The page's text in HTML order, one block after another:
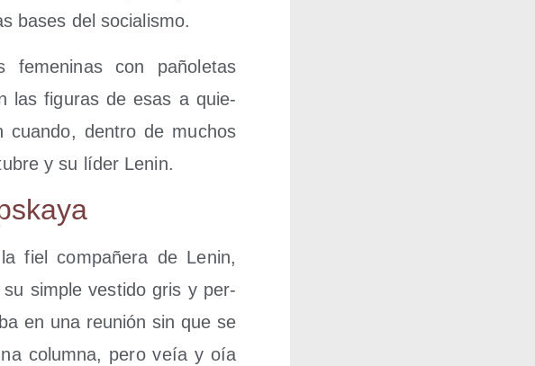
bases del socialismo.
con paño­le­tas
las figu­ras de esas a quie­
cuan­do, den­tro de muchos
y su líder Lenin.
fiel com­pa­ñe­ra de Lenin,
su sim­ple ves­ti­do gris y per­
en una reu­nión sin que se
colum­na, pero veía y oía